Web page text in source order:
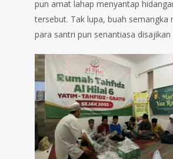
pun amat lahap menyantap
tersebut. Tak lupa, buah semangka
para santri pun senantiasa disajikan